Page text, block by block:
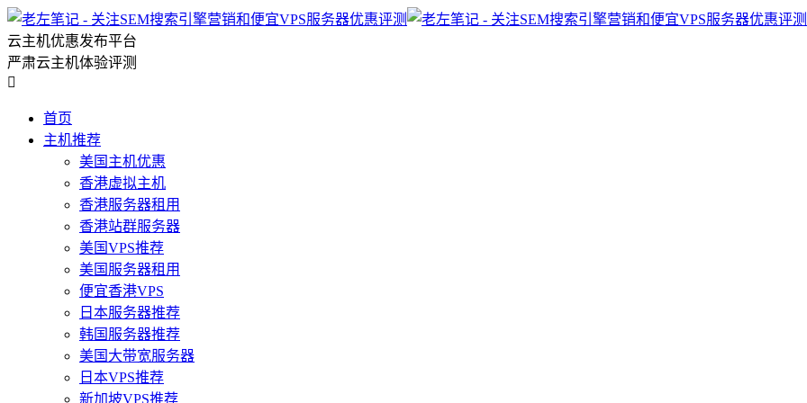
云主机优惠发布平台
严肃云主机体验评测

首页
主机推荐
美国主机优惠
香港虚拟主机
香港服务器租用
香港站群服务器
美国VPS推荐
美国服务器租用
便宜香港VPS
日本服务器推荐
韩国服务器推荐
美国大带宽服务器
日本VPS推荐
新加坡VPS推荐